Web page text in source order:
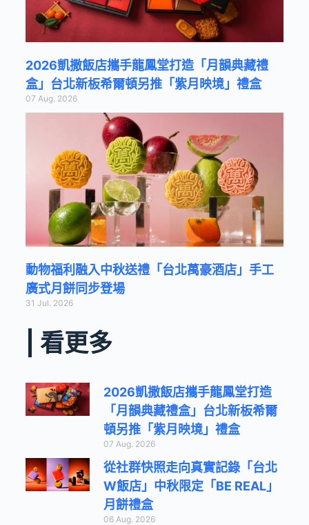
2026凱撒飯店攜手龍鳳堂打造「月韻典藏禮
盒」台北新板希爾頓另推「紫月映境」禮盒
07 Aug. 2026
動物福利融入中秋送禮「台北萬豪酒店」手工
廣式月餅同步登場
31 Jul. 2026
| 看更多
2026凱撒飯店攜手龍鳳堂打造
「月韻典藏禮盒」台北新板希爾
頓另推「紫月映境」禮盒
07 Aug. 2026
從社群快照走向真實記錄「台北
W飯店」中秋限定「BE REAL」
月餅禮盒
06 Aug. 2026